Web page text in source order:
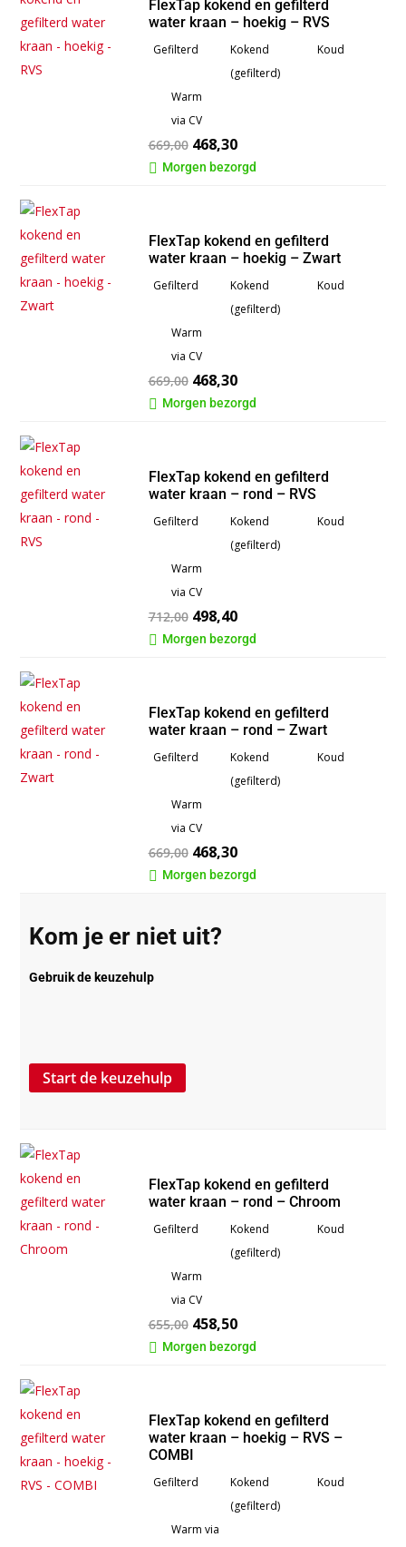
FlexTap kokend en gefilterd
water kraan – hoekig – RVS
Gefilterd
Kokend
(gefilterd)
Koud
Warm
via CV
669,00 468,30
 Morgen bezorgd
FlexTap kokend en gefilterd
water kraan – hoekig – Zwart
Gefilterd
Kokend
(gefilterd)
Koud
Warm
via CV
669,00 468,30
 Morgen bezorgd
FlexTap kokend en gefilterd
water kraan – rond – RVS
Gefilterd
Kokend
(gefilterd)
Koud
Warm
via CV
712,00 498,40
 Morgen bezorgd
FlexTap kokend en gefilterd
water kraan – rond – Zwart
Gefilterd
Kokend
(gefilterd)
Koud
Warm
via CV
669,00 468,30
 Morgen bezorgd
Kom je er niet uit?
Gebruik de keuzehulp
Start de keuzehulp
FlexTap kokend en gefilterd
water kraan – rond – Chroom
Gefilterd
Kokend
(gefilterd)
Koud
Warm
via CV
655,00 458,50
 Morgen bezorgd
FlexTap kokend en gefilterd
water kraan – hoekig – RVS –
COMBI
Gefilterd
Kokend
(gefilterd)
Koud
Warm via